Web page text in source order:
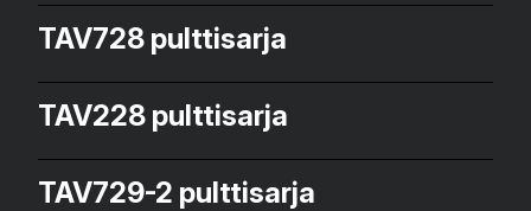
TAV728 pulttisarja
TAV228 pulttisarja
TAV729-2 pulttisarja